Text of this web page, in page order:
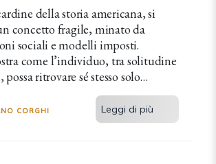
della storia americana, si
concetto fragile, minato da
sociali e modelli imposti.
come l’individuo, tra solitudine
ritrovare sé stesso solo
libertà autentica e condivisa.
CORGHI Leggi di più